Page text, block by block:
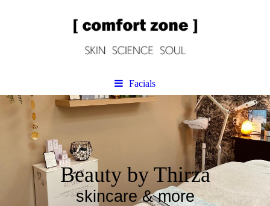
Facials
Beauty by Thirza
skincare & more